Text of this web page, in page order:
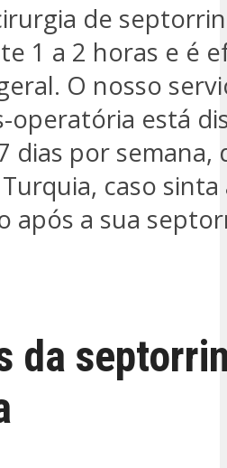
de
1 a 2 horas e é
O nosso
operatória está
dias por semana,
caso
após a sua
da